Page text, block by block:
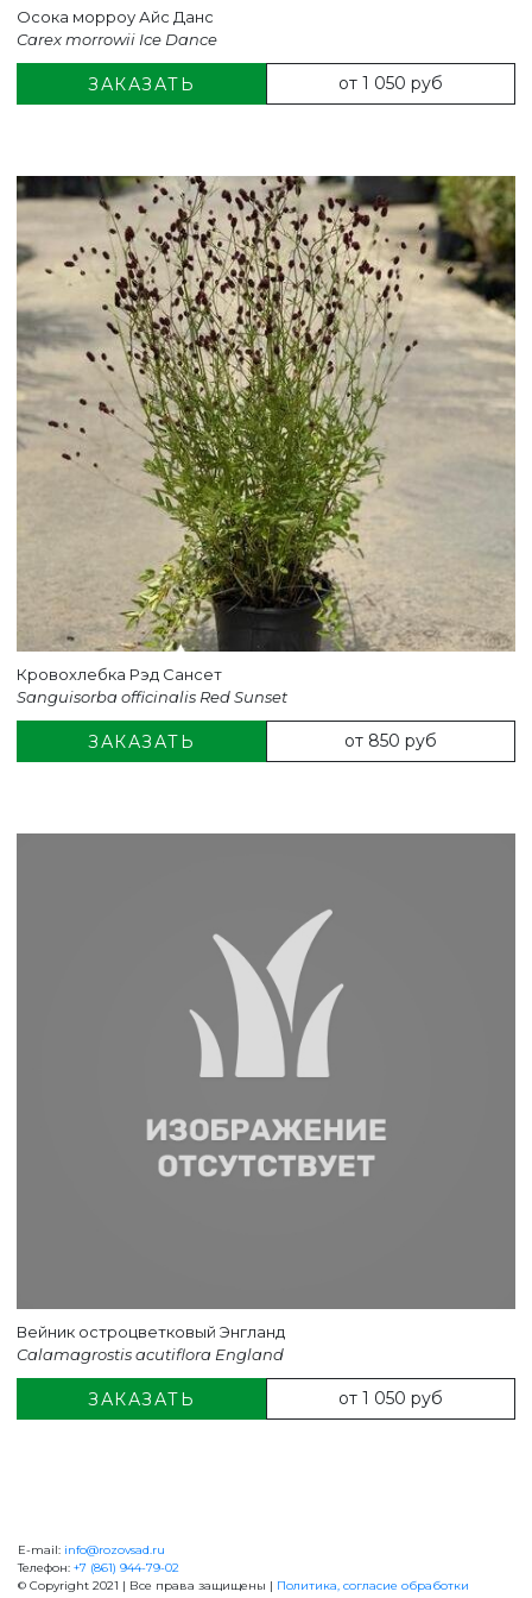
+7 (861) 944-79-02
Осока морроу Айс Данс
Carex morrowii Ice Dance
ЗАКАЗАТЬ от 1 050 руб
Кровохлебка Рэд Сансет
Sanguisorba officinalis Red Sunset
ЗАКАЗАТЬ от 850 руб
Вейник остроцветковый Энгланд
Calamagrostis acutiflora England
ЗАКАЗАТЬ от 1 050 руб
E-mail: info@rozovsad.ru
Телефон: +7 (861) 944-79-02
© Copyright 2021 | Все права защищены | Политика, согласие обработки